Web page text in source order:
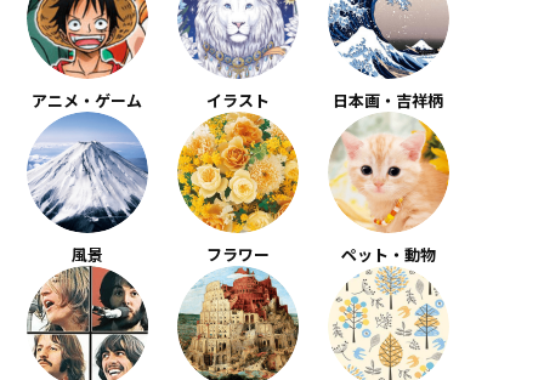
アニメ・ゲーム イラスト 日本画・吉祥柄
風景 フラワー ペット・動物